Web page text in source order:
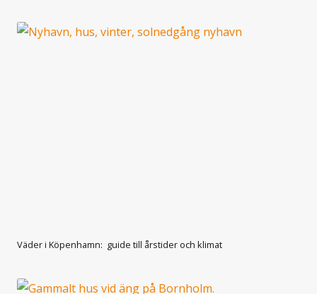
Väder i Köpenhamn: guide till årstider och klimat